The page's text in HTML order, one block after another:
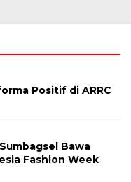
Positif di ARRC
Bawa
Fashion Week